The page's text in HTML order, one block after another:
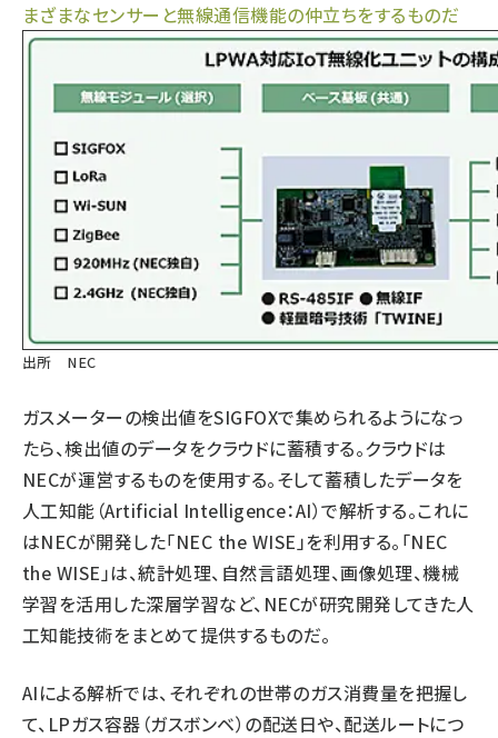
まざまなセンサーと無線通信機能の仲立ちをするものだ
出所 NEC
ガスメーターの検出値をSIGFOXで集められるようになっ
たら、検出値のデータをクラウドに蓄積する。クラウドは
NECが運営するものを使用する。そして蓄積したデータを
人工知能（Artificial Intelligence：AI）で解析する。これに
はNECが開発した「NEC the WISE」を利用する。「NEC
the WISE」は、統計処理、自然言語処理、画像処理、機械
学習を活用した深層学習など、NECが研究開発してきた人
工知能技術をまとめて提供するものだ。
AIによる解析では、それぞれの世帯のガス消費量を把握し
て、LPガス容器（ガスボンベ）の配送日や、配送ルートにつ